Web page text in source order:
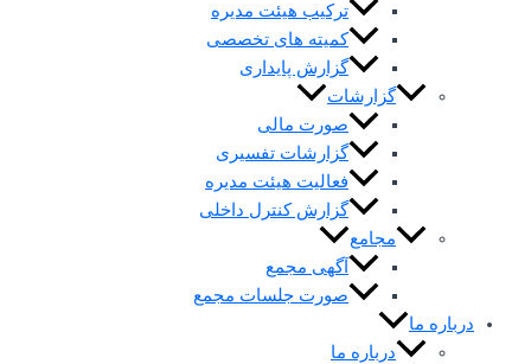
ترکیب هیئت مدیره
کمیته های تخصصی
گزارش پایداری
گزارشات
صورت مالی
گزارشات تفسیری
فعالیت هیئت مدیره
گزارش کنترل داخلی
مجامع
آگهی مجمع
صورت جلسات مجمع
درباره ما
درباره ما